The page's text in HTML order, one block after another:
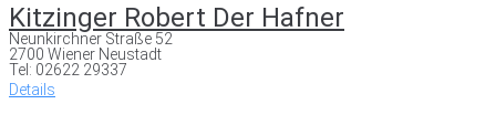
Kitzinger Robert Der Hafner
Neunkirchner Straße 52
2700 Wiener Neustadt
Tel: 02622 29337
Details